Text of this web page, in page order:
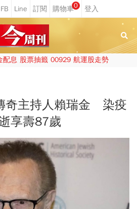
0
配息 股票抽籤 00929 航運股走勢
奇主持人賴瑞金 染疫
享壽87歲